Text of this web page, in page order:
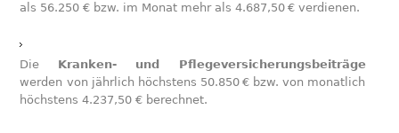
als 56.250 € bzw. im Monat mehr als 4.687,50 € verdienen.
Die Kranken- und Pflegeversicherungsbeiträge
werden von jährlich höchstens 50.850 € bzw. von monatlich
höchstens 4.237,50 € berechnet.